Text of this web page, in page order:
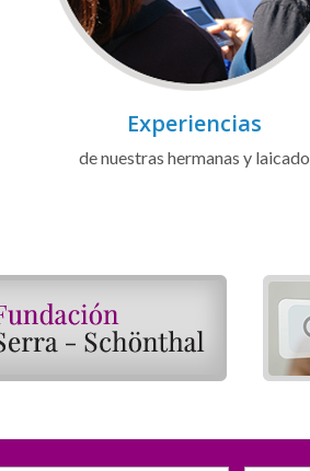
Experiencias
de nuestras hermanas y laicado